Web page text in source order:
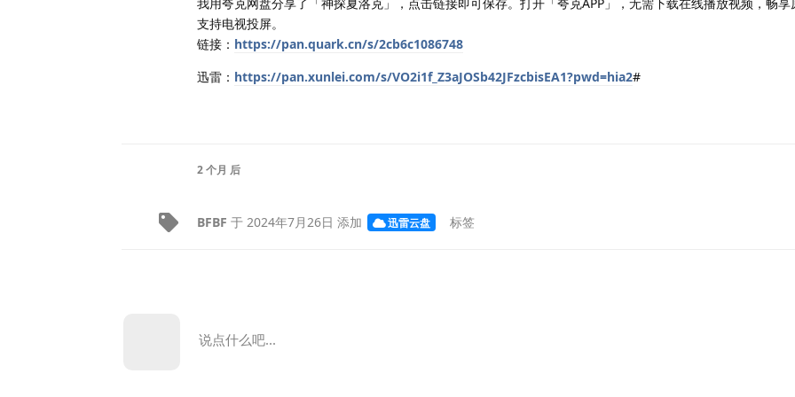
支持电视投屏。
链接： https://pan.quark.cn/s/2cb6c1086748
迅雷： https://pan.xunlei.com/s/VO2i1f_Z3aJOSb42JFzcbisEA1?pwd=hia2#
2 个月 后
BFBF 于 2024年7月26日 添加 迅雷云盘 标签
说点什么吧...